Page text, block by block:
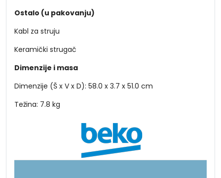
Ostalo (u pakovanju)
Kabl za struju
Keramički strugač
Dimenzije i masa
Dimenzije (Š x V x D): 58.0 x 3.7 x 51.0 cm
Težina: 7.8 kg